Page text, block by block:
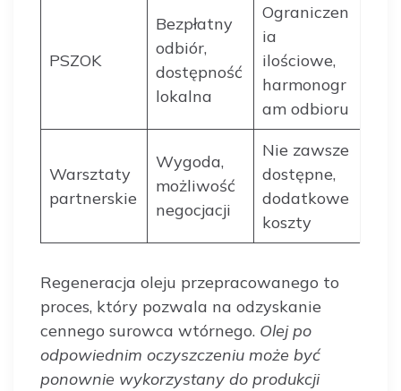
PSZOK
Bezpłatny
odbiór,
dostępność
lokalna
Ograniczen
ia
ilościowe,
harmonogr
am odbioru
Warsztaty
partnerskie
Wygoda,
możliwość
negocjacji
Nie zawsze
dostępne,
dodatkowe
koszty
Regeneracja oleju przepracowanego to
proces, który pozwala na odzyskanie
cennego surowca wtórnego. Olej po
odpowiednim oczyszczeniu może być
ponownie wykorzystany do produkcji